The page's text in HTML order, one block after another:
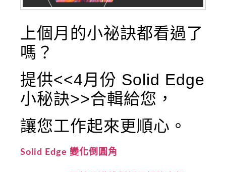
上個月的小祕訣都看過了
嗎？
提供<<4月份 Solid Edge
小秘訣>>合輯給您，
讓您工作起來更順心。
Solid Edge 變化倒圓角